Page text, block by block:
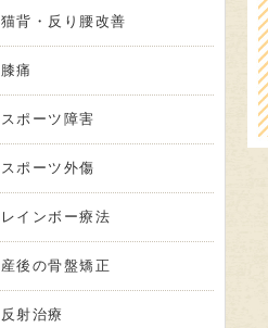
猫背・反り腰改善
膝痛
スポーツ障害
スポーツ外傷
レインボー療法
産後の骨盤矯正
反射治療